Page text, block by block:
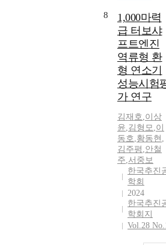
8
1,000마력
급 터보샤
프트엔진
역류형 환
형 연소기
성능시험
가 연구
김재호,이상
윤,김형모,이
동호,황동현 ,
김주평 ,안철
주,서중보
한국추진
학회
2024
한국추진
학회지
Vol.28